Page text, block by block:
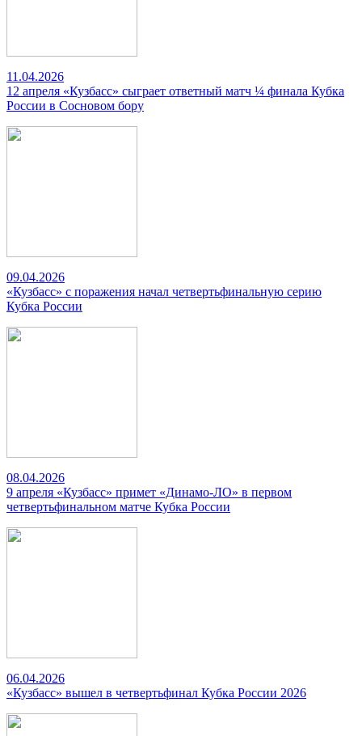
11.04.2026
12 апреля «Кузбасс» сыграет ответный матч ¼ финала Кубка
России в Сосновом бору
09.04.2026
«Кузбасс» с поражения начал четвертьфинальную серию
Кубка России
08.04.2026
9 апреля «Кузбасс» примет «Динамо-ЛО» в первом
четвертьфинальном матче Кубка России
06.04.2026
«Кузбасс» вышел в четвертьфинал Кубка России 2026